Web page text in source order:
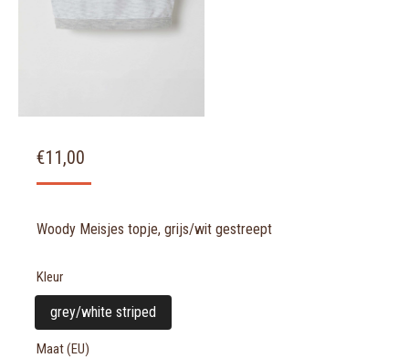
€11,00
Woody Meisjes topje, grijs/wit gestreept
Kleur
grey/white striped
Maat (EU)